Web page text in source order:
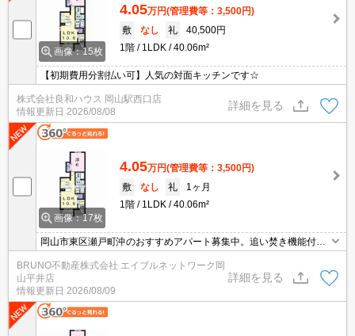
画像：15枚
4.05万円(管理費等：3,500円)
敷
なし 礼
40,500円
1階
1LDK 40.06m²
【初期費用分割払い可】人気の対面キッチンです☆
株式会社良和ハウス 岡山駅西口店
情報更新日 2026/08/08
詳細を見る
画像：17枚
4.05万円(管理費等：3,500円)
敷
なし 礼
1ヶ月
1階
1LDK 40.06m²
岡山市東区瀬戸町沖のおすすめアパート募集中。追い焚き機能付
き。お気軽にお問い合わせください。
BRUNO不動産株式会社 エイブルネットワーク岡
山平井店
情報更新日 2026/08/09
詳細を見る